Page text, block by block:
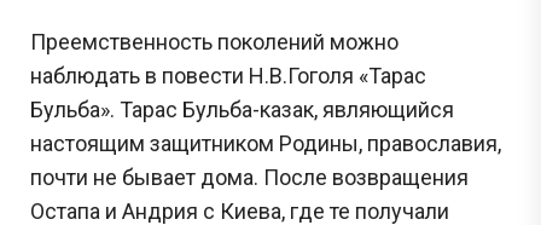
Преемственность поколений можно
наблюдать в повести Н.В.Гоголя «Тарас
Бульба». Тарас Бульба-казак, являющийся
настоящим защитником Родины, православия,
почти не бывает дома. После возвращения
Остапа и Андрия с Киева, где те получали